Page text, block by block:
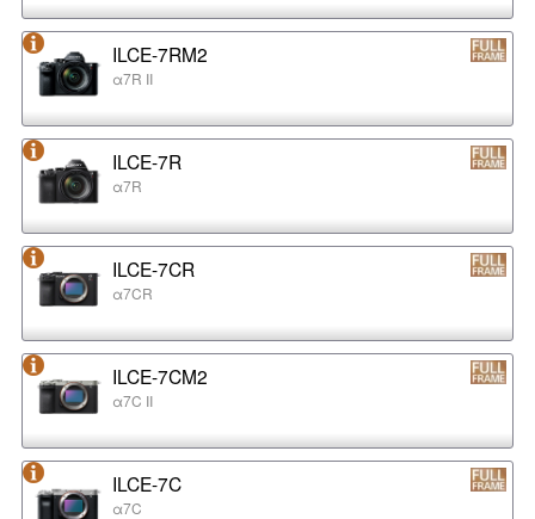
ILCE-7RM2
α7R II
ILCE-7R
α7R
ILCE-7CR
α7CR
ILCE-7CM2
α7C II
ILCE-7C
α7C